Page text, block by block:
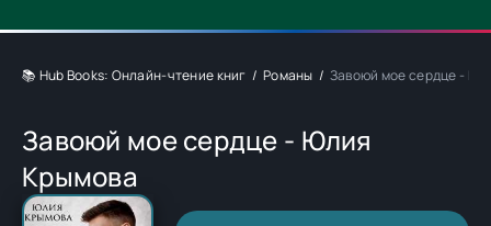
📚 Hub Books: Онлайн-чтение книг Романы Завоюй мое сердце -
Завоюй мое сердце - Юлия
Крымова